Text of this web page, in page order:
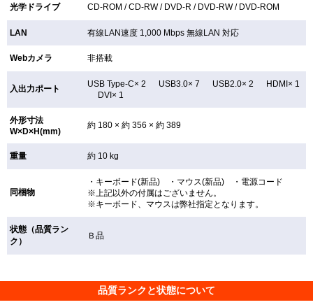
光学ドライブ CD-ROM /CD-RW / DVD-R / DVD-RW / DVD-ROM
LAN 有線LAN速度 1,000 Mbps 無線LAN対応
Webカメラ 非搭載
入出力ポート
USB Type-C× 2 USB3.0× 7 USB2.0× 2 HDMI× 1
DVI× 1
外形寸法
W×D×H(mm)
約 180 × 約 356 × 約 389
重量 約 10 kg
同梱物
・キーボード(新品) ・マウス(新品) ・電源コード
※上記以外の付属はございません。
※キーボード、マウスは弊社指定となります。
状態（品質ラン
ク）
Ｂ品
品質ランクと状態について